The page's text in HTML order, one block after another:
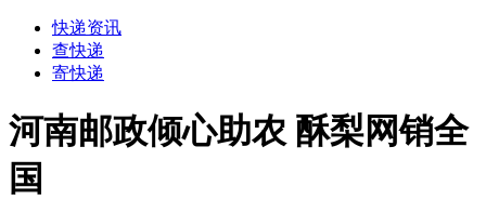
快递资讯
查快递
寄快递
河南邮政倾心助农 酥梨网销全
国